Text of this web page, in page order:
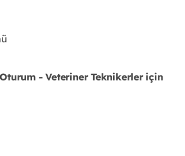
- Veteriner Teknikerler için